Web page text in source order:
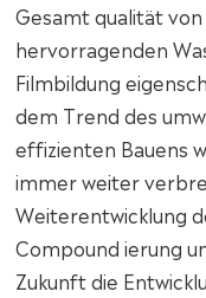
Gesamt qualität
hervorragenden
Filmbildung
dem Trend des
effizienten Bauens
immer weiter
Weiterentwicklung
Compound ierung
Zukunft die